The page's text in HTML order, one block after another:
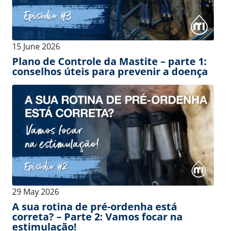
Eventos
11 August 2026-14 August 2026
Find MI at the Dairy Management
Consulting Conference!